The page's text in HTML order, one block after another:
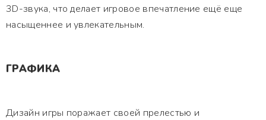
3D-звука, что делает игровое впечатление ещё еще
насыщеннее и увлекательным.
ГРАФИКА
Дизайн игры поражает своей прелестью и